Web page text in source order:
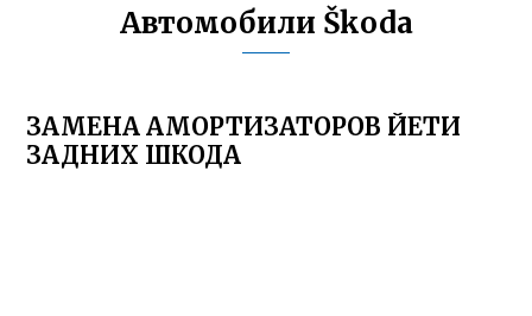
Автомобили Škoda
ЗАМЕНА АМОРТИЗАТОРОВ ЙЕТИ
ЗАДНИХ ШКОДА